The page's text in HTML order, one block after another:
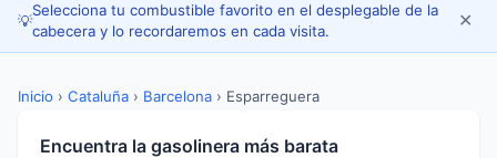
💡
Selecciona tu combustible favorito en el desplegable de la
cabecera y lo recordaremos en cada visita.
✕
Inicio › Cataluña › Barcelona › Esparreguera
Encuentra la gasolinera más barata